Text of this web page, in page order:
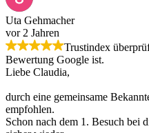
Uta Gehmacher
vor 2 Jahren
Trustindex
Bewertung Google ist.
Liebe Claudia,
durch eine gemeinsame
empfohlen.
Schon nach dem 1. Besuch bei